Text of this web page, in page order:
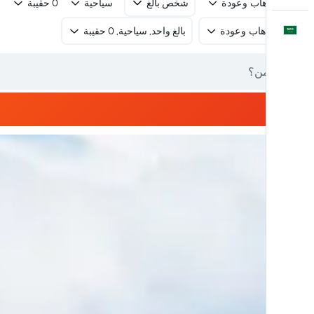
العَرَبِيَّة
رحلة ذهاب وعودة شخص بالغ سياحية 0 حقيبة
رحلة ذهاب وعودة بالغ واحد, سياحية, 0 حقيبة